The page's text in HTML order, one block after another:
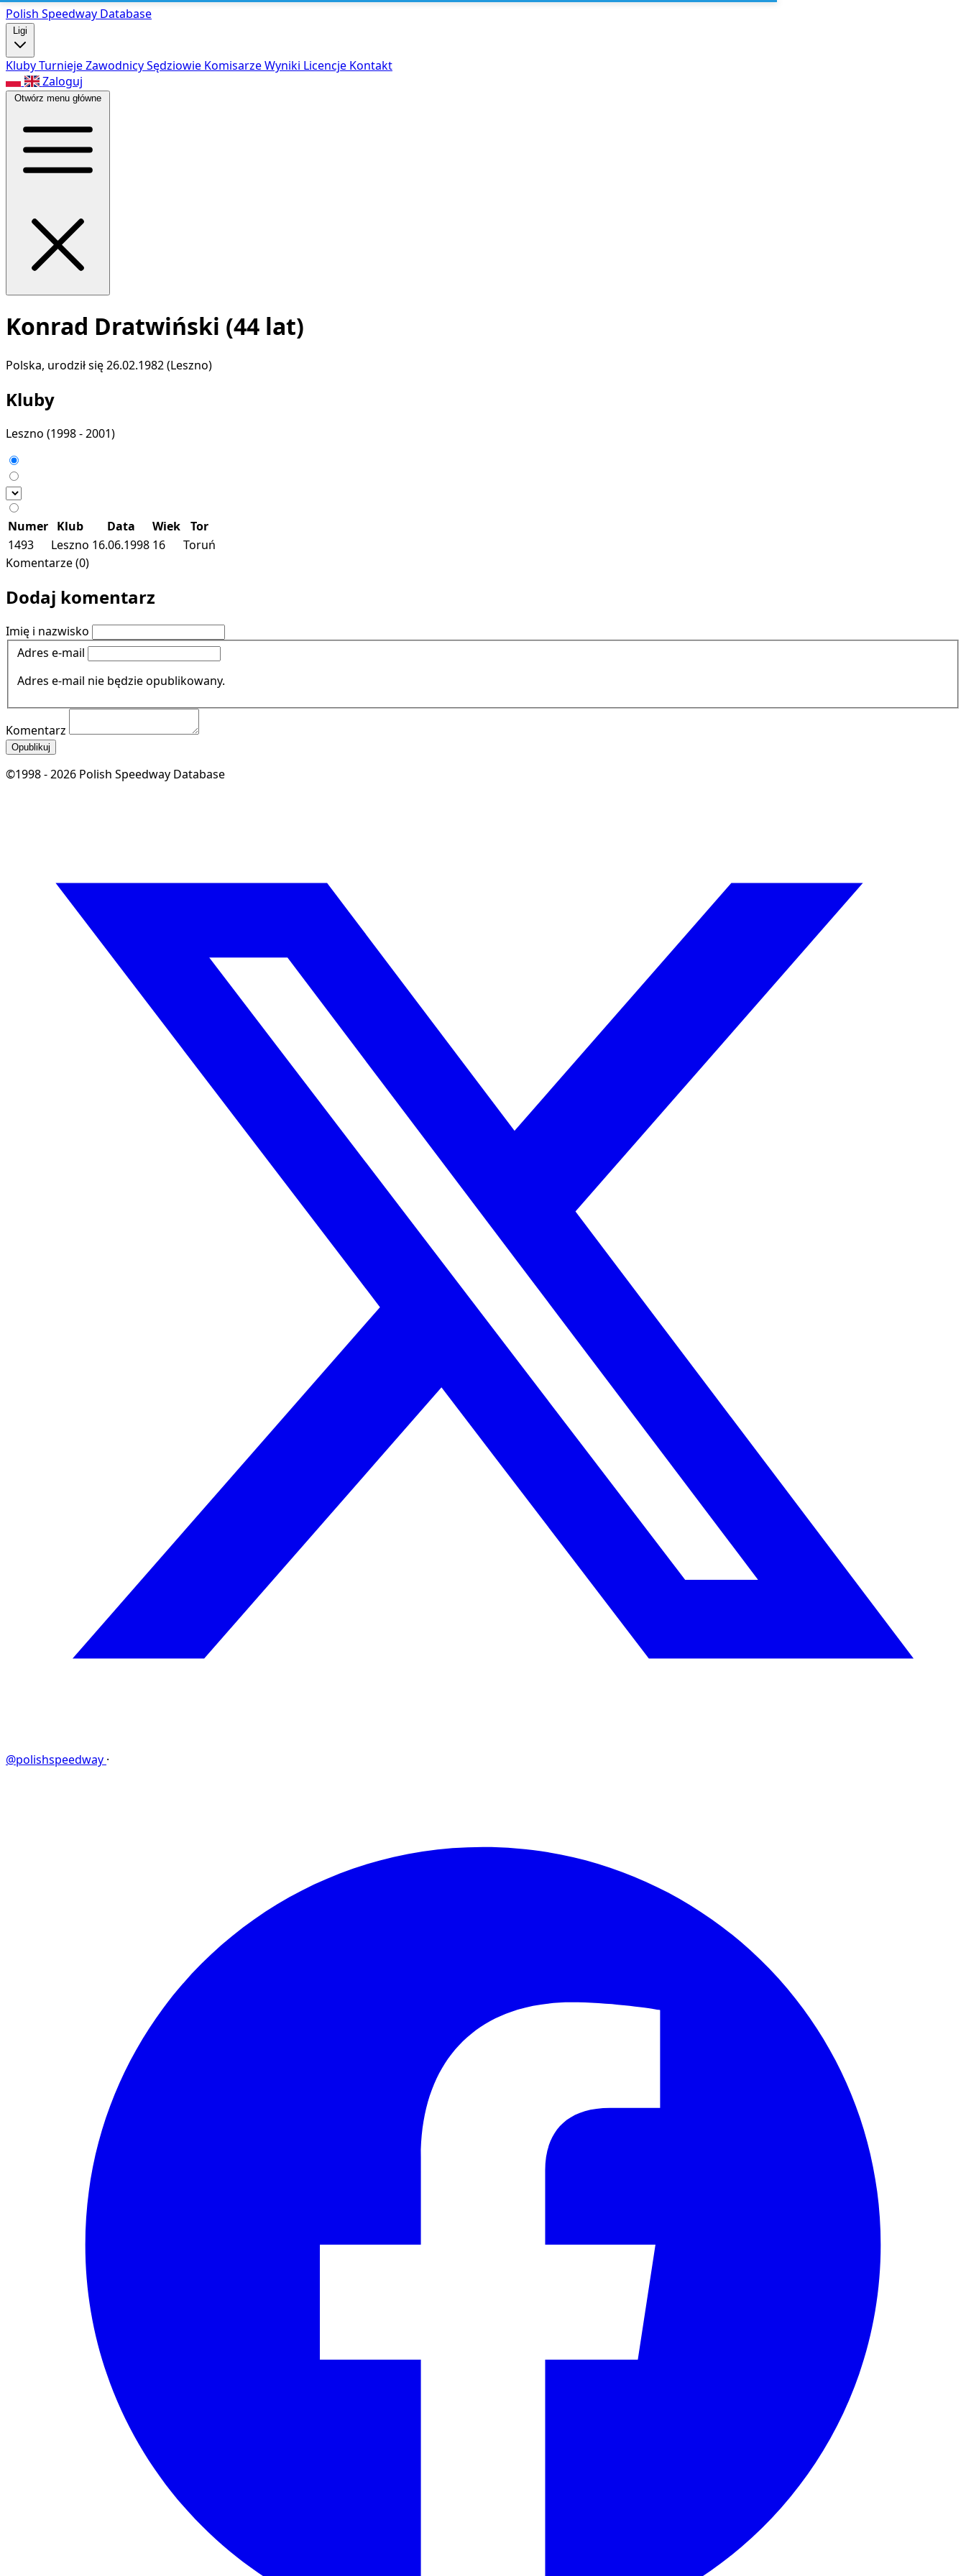
Polish Speedway Database
Ligi
KlubyTurniejeZawodnicySędziowie KomisarzeWyniki Licencje Kontakt
Zaloguj
Otwórz menu główne
Konrad Dratwiński (44 lat)
Polska, urodził się 26.02.1982 (Leszno)
Kluby
Leszno (1998 - 2001)
Numer Klub Data Wiek
Tor
1493
Leszno 16.06.1998 16
Toruń
Komentarze (0)
Dodaj komentarz
Imię i nazwisko
Adres e-mail
Adres e-mail nie będzie opublikowany.
Komentarz
Opublikuj
©1998 - 2026 Polish Speedway Database
@polishspeedway ·